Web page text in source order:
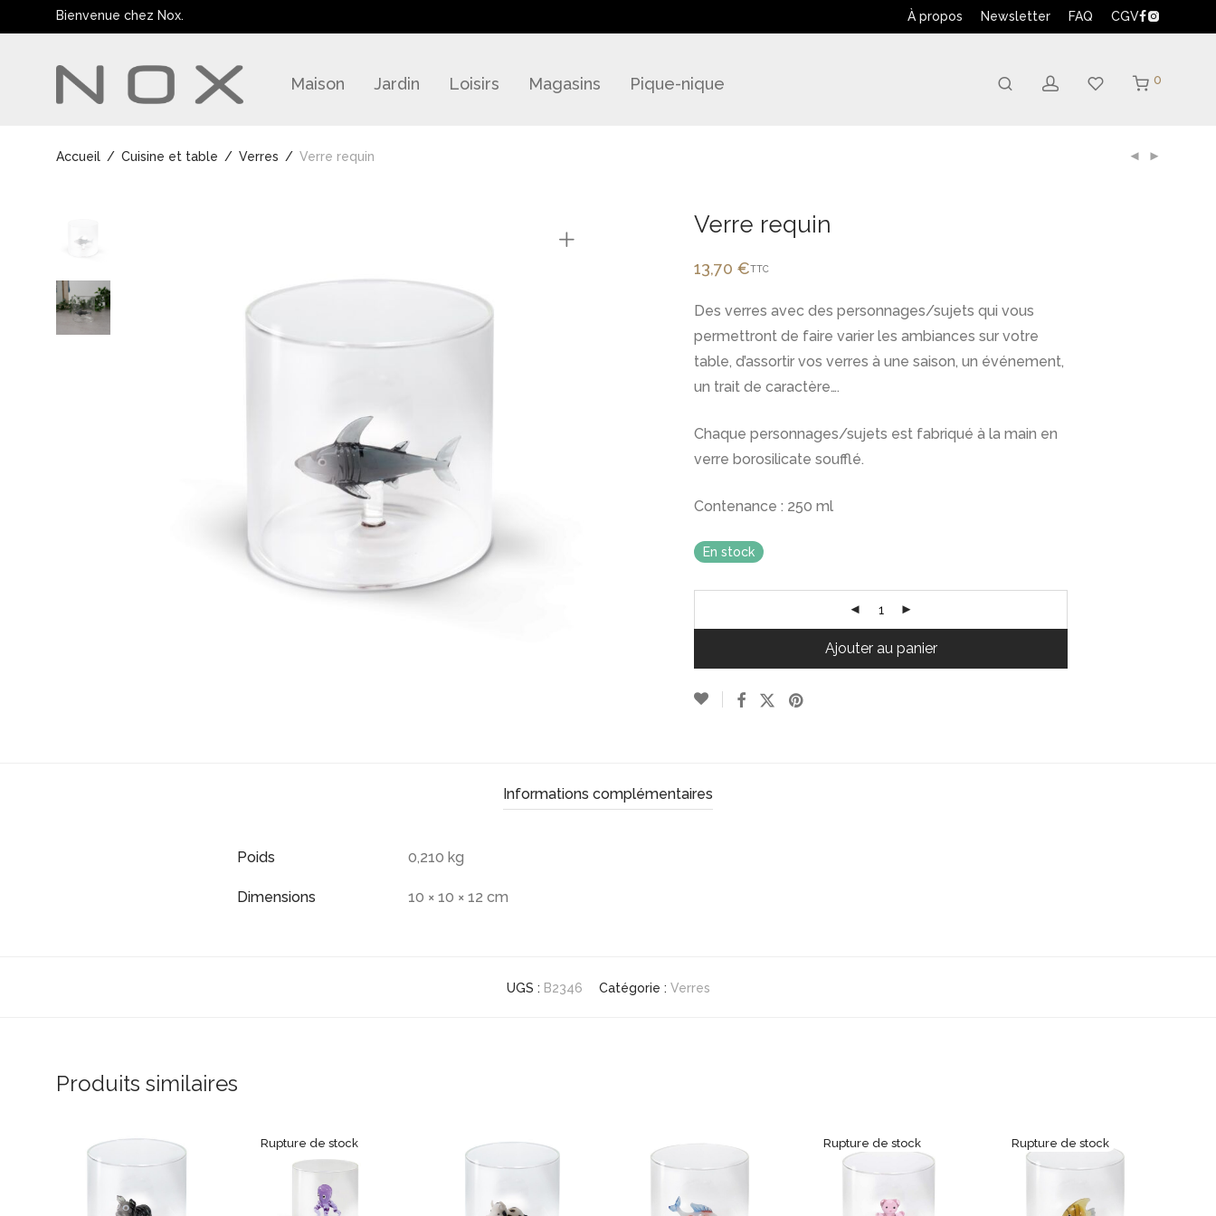
Bienvenue chez Nox. À propos Newsletter FAQ CGV
Maison Jardin Loisirs Magasins Pique-nique 0
Accueil / Cuisine et table / Verres / Verre requin
Verre requin
13,70 €TTC
Des verres avec des personnages/sujets qui vous
permettront de faire varier les ambiances sur votre
table, d’assortir vos verres à une saison, un événement,
un trait de caractère….
Chaque personnages/sujets est fabriqué à la main en
verre borosilicate soufflé.
Contenance : 250 ml
En stock
Ajouter au panier
Informations complémentaires
Poids 0,210 kg
Dimensions 10 × 10 × 12 cm
UGS : B2346 Catégorie : Verres
Produits similaires